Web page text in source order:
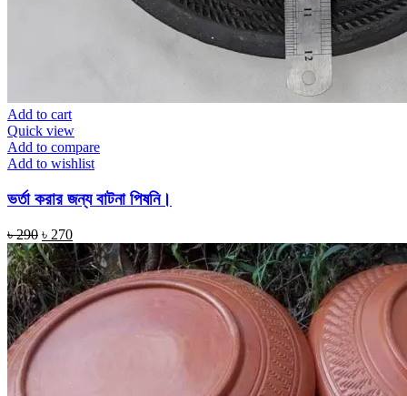
Add to cart
Quick view
Add to compare
Add to wishlist
ভর্তা করার জন্য বাটনা পিষনি।
৳290 Original
price
was:
৳ 290.
৳ 270Current
price
is:
৳ 270.